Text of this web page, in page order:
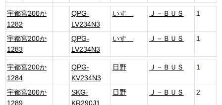
宇都宮200か
1282
QPG-
LV234N3
いすゞ Ｊ－ＢＵＳ 1
宇都宮200か
1283
QPG-
LV234N3
いすゞ Ｊ－ＢＵＳ 1
宇都宮200か
1284
QPG-
KV234N3
日野 Ｊ－ＢＵＳ 1
宇都宮200か
1289
SKG-
KR290J1
日野 Ｊ－ＢＵＳ 2